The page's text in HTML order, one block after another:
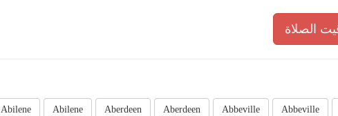
الصلاة
Abbeville
Abbeville
Aberdeen
Aberdeen
Abilene
Abilene